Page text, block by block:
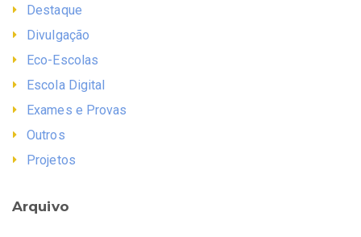
Destaque
Divulgação
Eco-Escolas
Escola Digital
Exames e Provas
Outros
Projetos
Arquivo